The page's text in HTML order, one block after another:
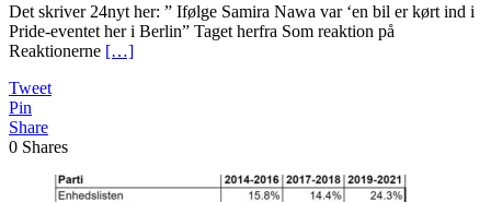
Det skriver 24nyt her: ” Ifølge Samira Nawa var ‘en bil er kørt ind i
Pride-eventet her i Berlin” Taget herfra Som reaktion på
Reaktionerne […]
Tweet
Pin
Share
0 Shares